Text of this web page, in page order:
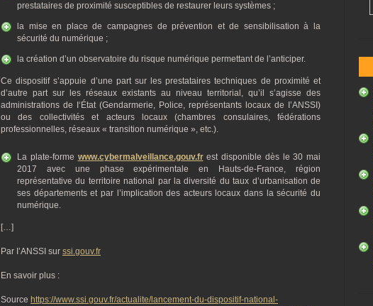
prestataires de proximité susceptibles de restaurer leurs systèmes ;
la mise en place de campagnes de prévention et de sensibilisation à la
sécurité du numérique ;
la création d’un observatoire du risque numérique permettant de l’anticiper.
Ce dispositif s’appuie d’une part sur les prestataires techniques de proximité et
d’autre part sur les réseaux existants au niveau territorial, qu’il s’agisse des
administrations de I‘État (Gendarmerie, Police, représentants locaux de I’ANSSI)
ou des collectivités et acteurs locaux (chambres consulaires, fédérations
professionnelles, réseaux « transition numérique », etc.).
La plate-forme www.cybermalveillance.gouv.frest disponible dès le 30 mai
2017 avec une phase expérimentale en Hauts-de-France, région
représentative du territoire national par la diversité du taux d’urbanisation de
ses départements et par l’implication des acteurs locaux dans la sécurité du
numérique.
[…]
Par I’ANSSI sur ssi.gouv.fr
En savoir plus :
Source https://www.ssi.gouv.fr/actualite/lancement-du-dispositif-national-